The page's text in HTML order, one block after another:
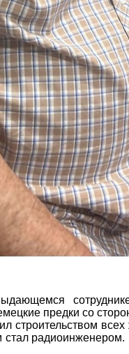
сотруднике
предки со
строительством
радиоинженером.